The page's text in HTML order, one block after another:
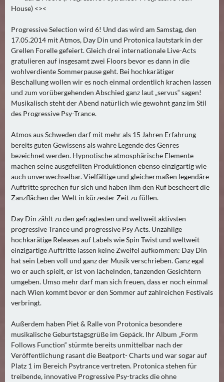
R
(
0
)
House) <><
Progressive Selection wird 6! Und das wird am Samstag, den
17.05.2014 mit Atmos, Day Din und Protonica lautstark in der
Grellen Forelle gefeiert. Gleich drei internationale Live-Acts
gratulieren auf insgesamt zwei Floors bevor es dann in die
wohlverdiente Sommerpause geht. Bei hochkarätiger
Beschallung wollen wir es noch einmal ordentlich krachen lassen
und zum vorübergehenden Abschied ganz laut „servus“ sagen!
Musikalisch steht der Abend natürlich wie gewohnt ganz im Stil
des Progressive Psy-Trance.
Atmos aus Schweden darf mit mehr als 15 Jahren Erfahrung
bereits guten Gewissens als wahre Legende des Genres
bezeichnet werden. Hypnotische atmosphärische Elemente
machen seine ausgefeilten Produktionen ebenso einzigartig wie
auch unverwechselbar. Vielfältige und gleichermaßen legendäre
Auftritte sprechen für sich und haben ihm den Ruf bescheert die
Zanzflächen der Welt in kürzester Zeit zu füllen.
Day Din zählt zu den gefragtesten und weltweit aktivsten
progressive Trance und progressive Psy Acts. Unzählige
hochkarätige Releases auf Labels wie Spin Twist und weltweit
einzigartige Auftritte lassen keine Zweifel aufkommen: Day Din
hat sein Leben voll und ganz der Musik verschrieben. Ganz egal
wo er auch spielt, er ist von lächelnden, tanzenden Gesichtern
umgeben. Umso mehr darf man sich freuen, dass er noch einmal
nach Wien kommt bevor er den Sommer auf zahlreichen Festivals
verbringt.
Außerdem haben Piet & Ralle von Protonica besondere
musikalische Geburtstagsgrüße im Gepäck. Ihr Album „Form
Follows Function“ stürmte bereits unmittelbar nach der
Veröffentlichung rasant die Beatport- Charts und war sogar auf
Platz 1 im Bereich Psytrance vertreten. Protonica stehen für
treibende, innovative Progressive Psy-tracks die ohne